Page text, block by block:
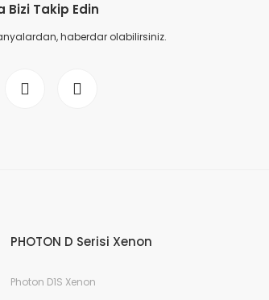
Bizi Takip Edin
haberdar olabilirsiniz.
PHOTON D Serisi Xenon
Photon D1S Xenon